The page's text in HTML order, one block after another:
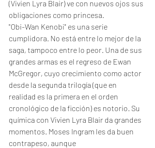
(Vivien Lyra Blair) ve con nuevos ojos sus
obligaciones como princesa.
"Obi-Wan Kenobi" es una serie
cumplidora. No está entre lo mejor de la
saga, tampoco entre lo peor. Una de sus
grandes armas es el regreso de Ewan
McGregor, cuyo crecimiento como actor
desde la segunda trilogía (que en
realidad es la primera en el orden
cronológico de la ficción) es notorio. Su
química con Vivien Lyra Blair da grandes
momentos. Moses Ingram les da buen
contrapeso, aunque